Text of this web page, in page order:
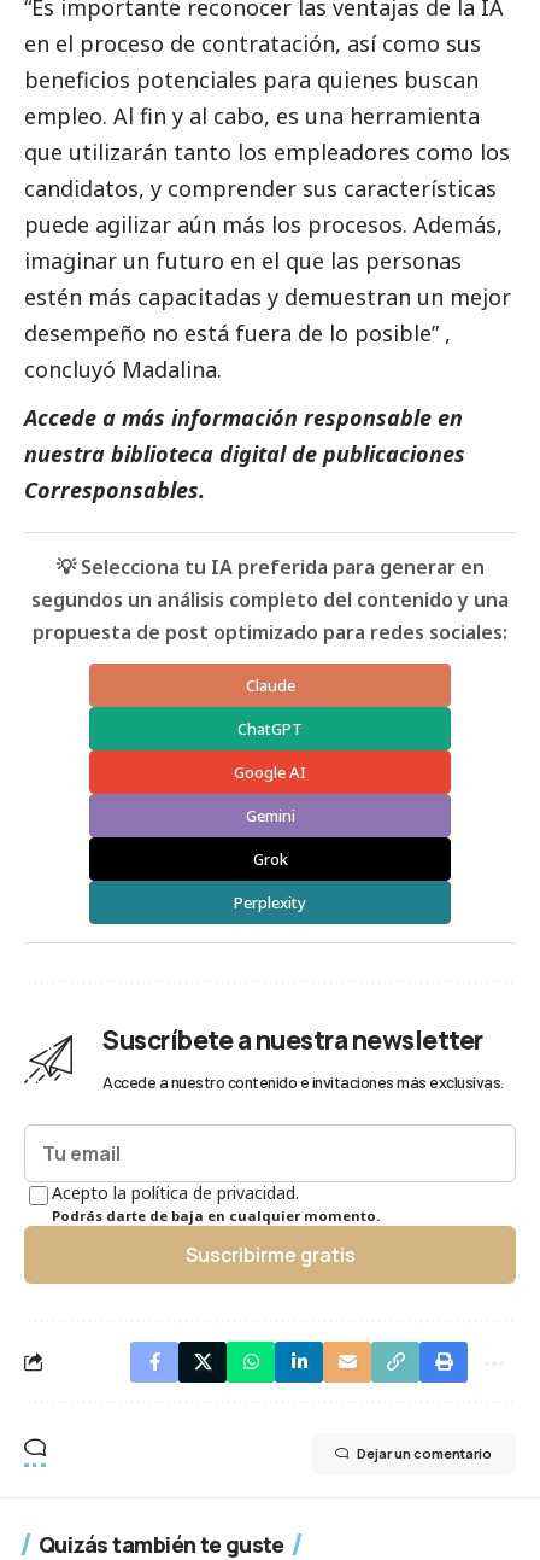
“Es importante reconocer las ventajas de la IA
en el proceso de contratación, así como sus
beneficios potenciales para quienes buscan
empleo. Al fin y al cabo, es una herramienta
que utilizarán tanto los empleadores como los
candidatos, y comprender sus características
puede agilizar aún más los procesos. Además,
imaginar un futuro en el que las personas
estén más capacitadas y demuestran un mejor
desempeño no está fuera de lo posible” ,
concluyó Madalina.
Accede a más información responsable en
nuestra biblioteca digital de publicaciones
Corresponsables.
💡 Selecciona tu IA preferida para generar en
segundos un análisis completo del contenido y una
propuesta de post optimizado para redes sociales:
Claude
ChatGPT
Google AI
Gemini
Grok
Perplexity
Suscríbete a nuestra newsletter
Accede a nuestro contenido e invitaciones más exclusivas.
Acepto la política de privacidad.
Podrás darte de baja en cualquier momento.
Suscribirme gratis
Dejar un comentario
Quizás también te guste